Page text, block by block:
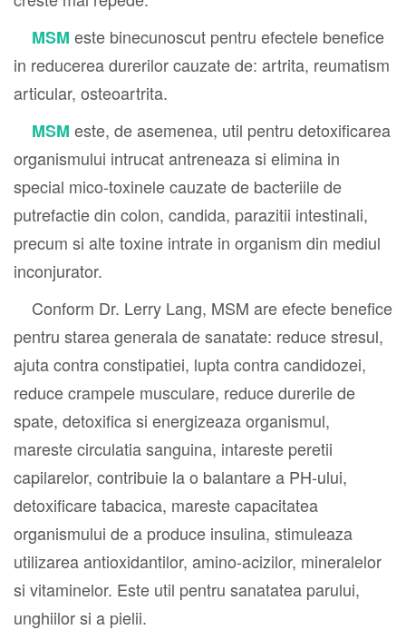
MSM este binecunoscut pentru efectele benefice
in reducerea durerilor cauzate de: artrita, reumatism
articular, osteoartrita.
MSM este, de asemenea, util pentru detoxificarea
organismului intrucat antreneaza si elimina in
special mico-toxinele cauzate de bacteriile de
putrefactie din colon, candida, parazitii intestinali,
precum si alte toxine intrate in organism din mediul
inconjurator.
Conform Dr. Lerry Lang, MSM are efecte benefice
pentru starea generala de sanatate: reduce stresul,
ajuta contra constipatiei, lupta contra candidozei,
reduce crampele musculare, reduce durerile de
spate, detoxifica si energizeaza organismul,
mareste circulatia sanguina, intareste peretii
capilarelor, contribuie la o balantare a PH-ului,
detoxificare tabacica, mareste capacitatea
organismului de a produce insulina, stimuleaza
utilizarea antioxidantilor, amino-acizilor, mineralelor
si vitaminelor. Este util pentru sanatatea parului,
unghiilor si a pielii.